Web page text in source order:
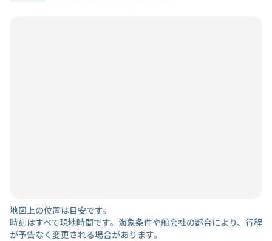
地図上の位置は目安です。
時刻はすべて現地時間です。海象条件や船会社の都合により、行程
が予告なく変更される場合があります。